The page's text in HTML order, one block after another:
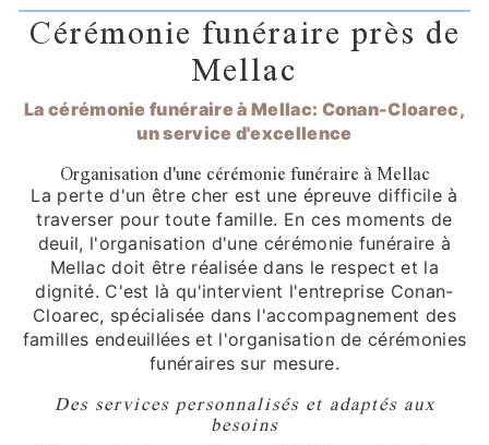
Cérémonie funéraire près de
Mellac
La cérémonie funéraire à Mellac: Conan-Cloarec,
un service d'excellence
Organisation d'une cérémonie funéraire à Mellac
La perte d'un être cher est une épreuve difficile à
traverser pour toute famille. En ces moments de
deuil, l'organisation d'une cérémonie funéraire à
Mellac doit être réalisée dans le respect et la
dignité. C'est là qu'intervient l'entreprise Conan-
Cloarec, spécialisée dans l'accompagnement des
familles endeuillées et l'organisation de cérémonies
funéraires sur mesure.
Des services personnalisés et adaptés aux
besoins